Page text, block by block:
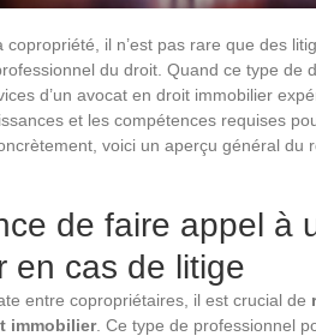
copropriété, il n’est pas rare que des
du droit. Quand ce type
d’un avocat en droit immobilier
et les compétences requises
voici un aperçu général du
de faire appel à
en cas de litige
entre copropriétaires, il est crucial de
immobilier. Ce type de professionnel